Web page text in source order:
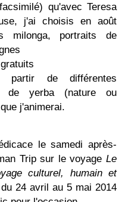
qu'avec Teresa
j'ai choisis en août
milonga, portraits de
partir de différentes
de yerba (nature ou
j'animerai.
le samedi après-
Trip sur le voyageLe
culturel, humain et
24 avril au 5 mai 2014